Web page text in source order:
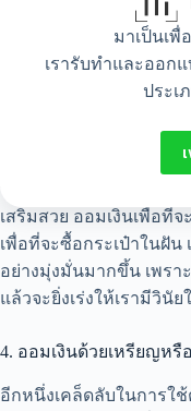
มาเป็นเพื่
เรารับทำและออก
ประเ
ที่มีเยอะหน่อยก็ออมไปเ
ได้อย่างกระตือรือร้นมา
3. ตั้งเป้าหมายของการอ
การที่เราจะทำภารกิจใ
ต้องมีเป้าหมาย โดยให้
หมายไว้ในตารางออมเ
เสริมสวย ออมเงินเพื่อที่
เพื่อที่จะซื้อกระเป๋าในฝัน
อย่างมุ่งมั่นมากขึ้น เพรา
แล้วจะยิ่งเร่งให้เรามีวินั
4. ออมเงินด้วยเหรียญห
อีกหนึ่งเคล็ดลับในการใ